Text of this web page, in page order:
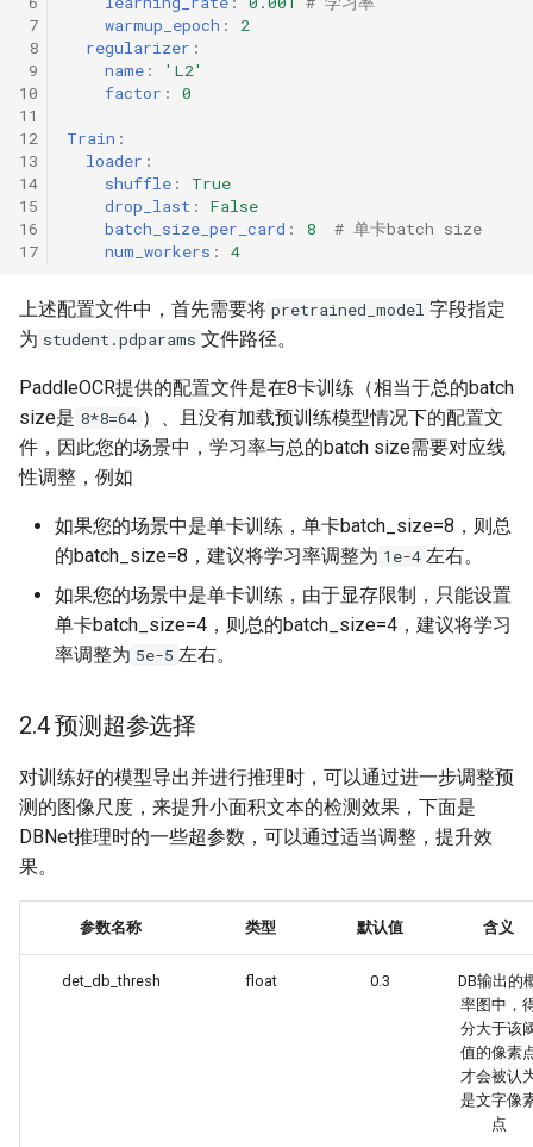
7
8
9
10
11
12
13
14
15
16
17
warmup_epoch :
2
regularizer :
name :
'L2'
factor : 0
Train :
loader :
shuffle :
True
drop_last :
False
batch_size_per_card : 8
# 单卡batch size
num_workers : 4
上述配置文件中，首先需要将 pretrained_model 字段指定
为 student.pdparams 文件路径。
PaddleOCR提供的配置文件是在8卡训练（相当于总的batch
size是 8*8=64 ）、且没有加载预训练模型情况下的配置文
件，因此您的场景中，学习率与总的batch size需要对应线
性调整，例如
如果您的场景中是单卡训练，单卡batch_size=8，则总
的batch_size=8，建议将学习率调整为 1e-4 左右。
如果您的场景中是单卡训练，由于显存限制，只能设置
单卡batch_size=4，则总的batch_size=4，建议将学习
率调整为 5e-5 左右。
2.4 预测超参选择
对训练好的模型导出并进行推理时，可以通过进一步调整预
测的图像尺度，来提升小面积文本的检测效果，下面是
DBNet推理时的一些超参数，可以通过适当调整，提升效
果。
参数名称 类型 默认值 含义
det_db_thresh float 0.3
DB输出的
率图中，
分大于该
值的像素
才会被认
是文字像
点